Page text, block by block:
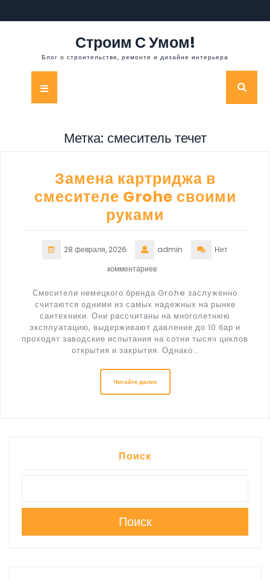
к
Строим С Умом!
Блог о строительстве, ремонте и дизайне интерьера
Кнопка
Метка: смеситель течет
Замена картриджа в
смесителе Grohe своими
руками
28 февраля, 2026 admin
Нет
комментариев
Смесители немецкого бренда Grohe заслуженно
считаются одними из самых надежных на рынке
сантехники. Они рассчитаны на многолетнюю
эксплуатацию, выдерживают давление до 10 бар и
проходят заводские испытания на сотни тысяч циклов
открытия и закрытия. Однако…
Читайте далее
Поиск
Поиск